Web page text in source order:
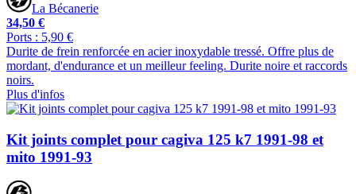
La Bécanerie
34,50 €
Ports : 5,90 €
Durite de frein renforcée en acier inoxydable tressé. Offre plus de
mordant, d'endurance et un meilleur feeling. Durite noire et raccords
noirs.
Plus d'infos
Kit joints complet pour cagiva 125 k7 1991-98 et
mito 1991-93